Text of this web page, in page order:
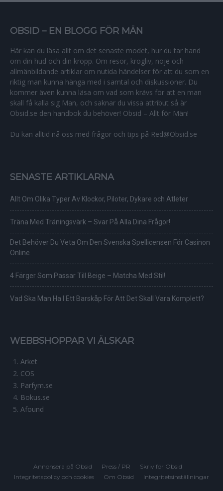
OBSID – EN BLOGG FÖR MÄN
Här kan du läsa allt om det senaste modet, hur du tar hand
om din hud och din kropp. Om resor, krogliv, nöje och
allmänbildande artiklar om nutida händelser för att du som en
riktig man kunna hänga med i samtal och diskussioner. Du
kommer även kunna läsa om vad som krävs för att en man
skall få kalla sig Man, och saknar du vissa attribut så är
Obsid.se den handbok du behöver! Obsid – Allt för Män!
Du kan alltid nå oss med frågor och tips på Red@Obsid.se
SENASTE ARTIKLARNA
Allt Om Olika Typer Av Klockor, Piloter, Dykare och Atleter
Träna Med Träningsvärk – Svar På Alla Dina Frågor!
Det Behöver Du Veta Om Den Svenska Spellicensen För Casinon
Online
4 Färger Som Passar Till Beige – Matcha Med Stil!
Vad Ska Man Ha I Ett Barskåp För Att Det Skall Vara Komplett?
WEBBSHOPPAR VI ÄLSKAR
Arket
COS
Parfym.se
Bokus.se
Afound
Annonsera på Obsid Press / PR
Skriv för Obsid
Integritetspolicy och cookies
Om Obsid Integritetsinställningar